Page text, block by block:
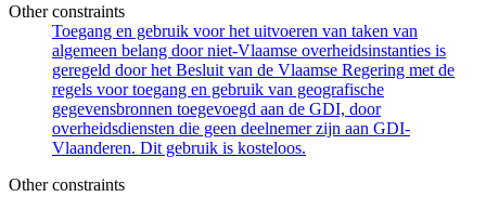
Other constraints
Toegang en gebruik voor het uitvoeren van taken van
algemeen belang door niet-Vlaamse overheidsinstanties is
geregeld door het Besluit van de Vlaamse Regering met de
regels voor toegang en gebruik van geografische
gegevensbronnen toegevoegd aan de GDI, door
overheidsdiensten die geen deelnemer zijn aan GDI-
Vlaanderen. Dit gebruik is kosteloos.
Other constraints